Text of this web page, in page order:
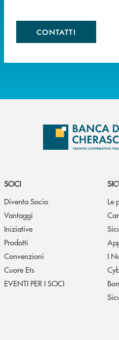
CONTATTI
SOCI
Diventa Socio
Vantaggi
Iniziative
Prodotti
Convenzioni
Cuore Ets
EVENTI PER I SOCI
Le
I